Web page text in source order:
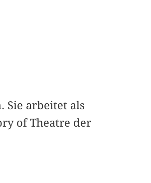
Sie arbeitet als
of Theatre der